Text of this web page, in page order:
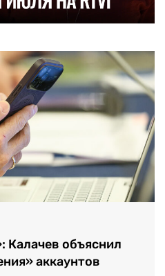
Калачев объяснил
аккаунтов